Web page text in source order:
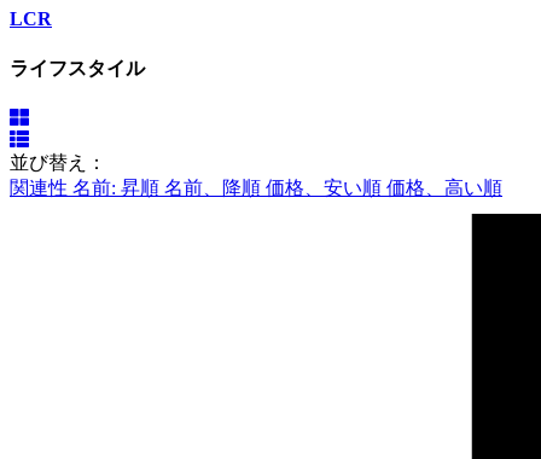
LCR
ライフスタイル
並び替え：
関連性 名前: 昇順 名前、降順 価格、安い順 価格、高い順